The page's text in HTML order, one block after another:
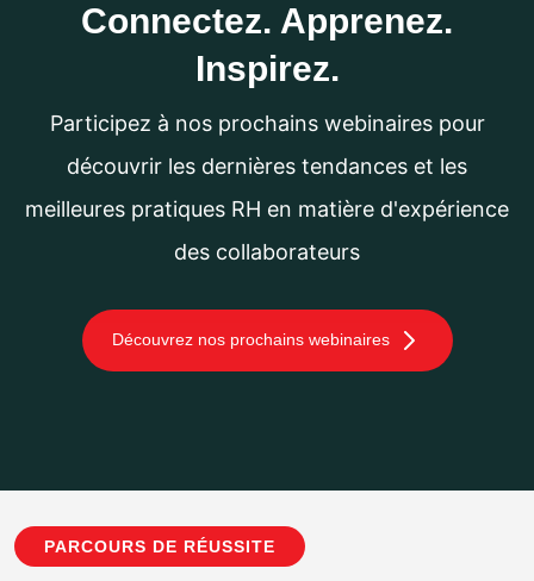
Connectez. Apprenez.
Inspirez.
Participez à nos prochains webinaires pour
découvrir les dernières tendances et les
meilleures pratiques RH en matière d'expérience
des collaborateurs
Découvrez nos prochains webinaires
PARCOURS DE RÉUSSITE